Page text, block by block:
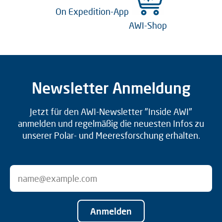
On Expedition-App
AWI-Shop
Newsletter Anmeldung
Jetzt für den AWI-Newsletter "Inside AWI"
anmelden und regelmäßig die neuesten Infos zu
unserer Polar- und Meeresforschung erhalten.
Anmelden